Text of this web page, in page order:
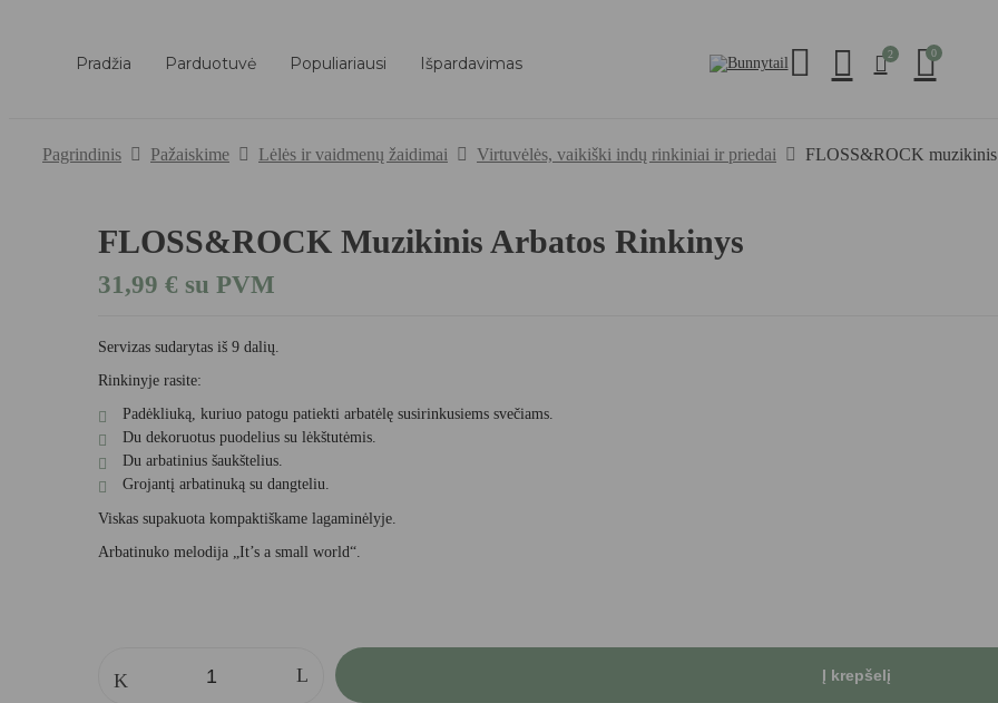
Pradžia Parduotuvė Populiariausi Išpardavimas 2 0
Pagrindinis Pažaiskime Lėlės ir vaidmenų žaidimai Virtuvėlės, vaikiški indų rinkiniai ir priedai FLOSS&ROCK muzikinis
FLOSS&ROCK Muzikinis Arbatos Rinkinys
31,99 € su PVM
Servizas sudarytas iš 9 dalių.
Rinkinyje rasite:
Padėkliuką, kuriuo patogu patiekti arbatėlę susirinkusiems svečiams.
Du dekoruotus puodelius su lėkštutėmis.
Du arbatinius šaukštelius.
Grojantį arbatinuką su dangteliu.
Viskas supakuota kompaktiškame lagaminėlyje.
Arbatinuko melodija „It’s a small world“.
kiekis:
FLOSS&ROCK
Į krepšelį